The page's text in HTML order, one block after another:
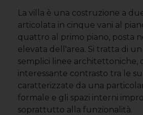
La villa è una costruzione a
articolata in cinque vani al
quattro al primo piano, posta
elevata dell'area. Si tratta di
semplici linee architettoniche,
interessante contrasto tra le
caratterizzate da una
formale e gli spazi interni
soprattutto alla funzionalità.